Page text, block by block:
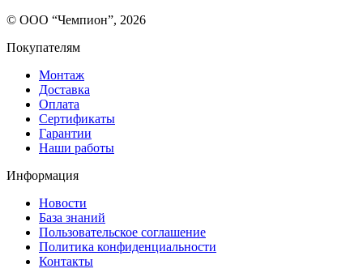
© ООО “Чемпион”, 2026
Покупателям
Монтаж
Доставка
Оплата
Сертификаты
Гарантии
Наши работы
Информация
Новости
База знаний
Пользовательское соглашение
Политика конфиденциальности
Контакты